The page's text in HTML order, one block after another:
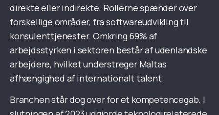
direkte eller indirekte. Rollerne spænder over
forskellige områder, fra softwareudvikling til
konsulenttjenester. Omkring 69% af
arbejdsstyrken i sektoren består af udenlandske
arbejdere, hvilket understreger Maltas
afhængighed af internationalt talent.
Branchen står dog over for et kompetencegab. I